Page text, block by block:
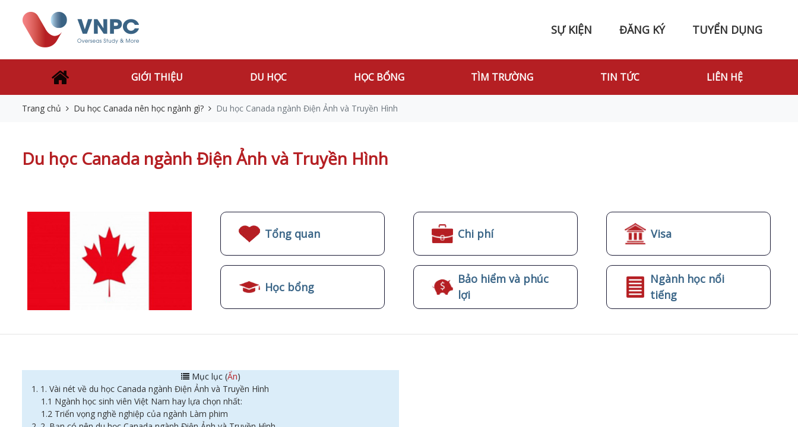
SỰ KIỆN ĐĂNG KÝ TUYỂN DỤNG
GIỚI THIỆU DU HỌC HỌC BỔNG TÌM TRƯỜNG TIN TỨC LIÊN HỆ
Trang chủ Du học Canada nên học ngành gì? Du học Canada ngành Điện Ảnh và Truyền Hình
Du học Canada ngành Điện Ảnh và Truyền Hình
Tổng quan
Học bổng
Chi phí
Bảo hiểm và phúc
lợi
Visa
Ngành học nổi
tiếng
Mục lục (Ẩn)
1. 1. Vài nét về du học Canada ngành Điện Ảnh và Truyền Hình
1.1 Ngành học sinh viên Việt Nam hay lựa chọn nhất:
1.2 Triển vọng nghề nghiệp của ngành Làm phim